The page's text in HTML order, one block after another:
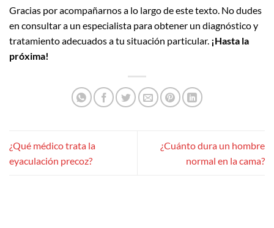
Gracias por acompañarnos a lo largo de este texto. No dudes
en consultar a un especialista para obtener un diagnóstico y
tratamiento adecuados a tu situación particular. ¡Hasta la
próxima!
¿Qué médico trata la
eyaculación precoz?
¿Cuánto dura un hombre
normal en la cama?